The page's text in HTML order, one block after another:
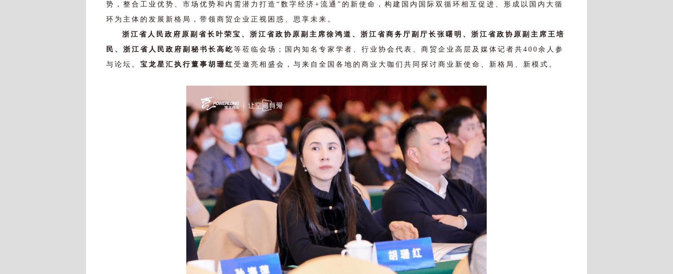
势，整合工业优势、市场优势和内需潜力打造“数字经济+流通”的新使命，构建国内国际双循环相互促进、形成以国内大循
环为主体的发展新格局，带领商贸企业正视困惑、思享未来。
浙江省人民政府原副省长叶荣宝、浙江省政协原副主席徐鸿道、浙江省商务厅副厅长张曙明、 浙江省政协原副主席王培
民、浙江省人民政府副秘书长高屹等莅临会场；国内知名专家学者、行业协会代表、商贸企业高层及媒体记者共400余人参
与论坛。 宝龙星汇执行董事胡珊红 受邀亮相盛会，与来自全国各地的商业大咖们共同探讨商业新使命、新格局、新模式。